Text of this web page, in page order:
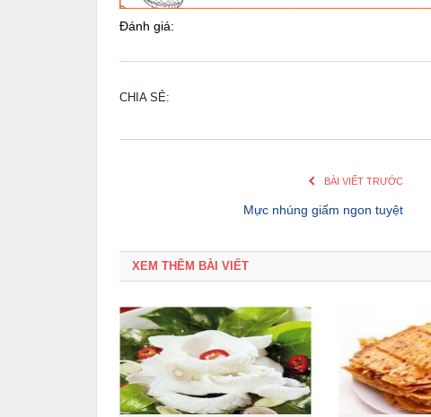
Đánh giá:
CHIA SẺ:
BÀI VIẾT TRƯỚC
Mực nhúng giấm ngon tuyệt
XEM THÊM BÀI VIẾT